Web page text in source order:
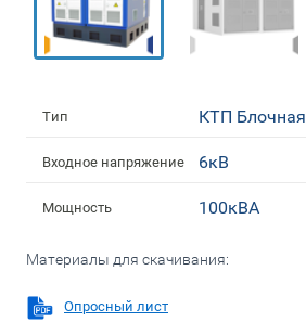
Тип КТП Блочная
Входное напряжение 6кВ
Мощность 100кВА
Материалы для скачивания:
Опросный лист